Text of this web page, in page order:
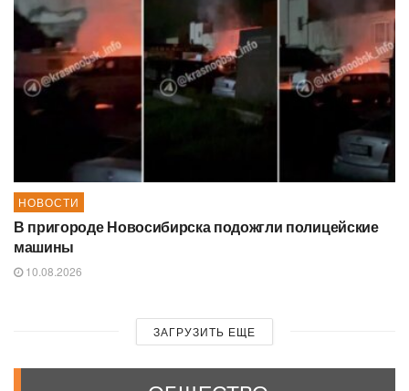
НОВОСТИ
В пригороде Новосибирска подожгли полицейские
машины
10.08.2026
ЗАГРУЗИТЬ ЕЩЕ